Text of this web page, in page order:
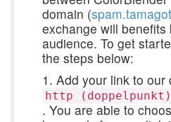
domain (
exchange will benefits
audience. To get
the steps below:
1. Add your link to our
http
. You are able to